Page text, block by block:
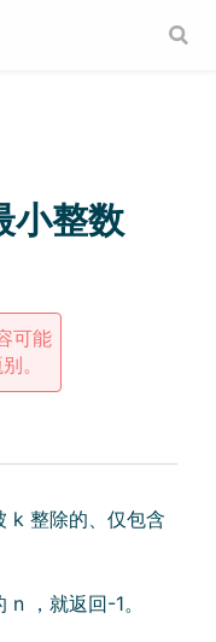
小整数
可能
。
k 整除的、仅包含
，就返回-1。